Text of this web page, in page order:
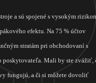
a sú spojené s vysokým
efektu. Na 75 % účtov
stratám pri obchodovaní s
Mali by ste zvážiť,
fungujú, a či si môžete dovoliť